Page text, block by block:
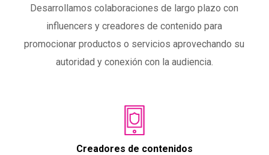
Desarrollamos colaboraciones de largo plazo con
influencers y creadores de contenido para
promocionar productos o servicios aprovechando su
autoridad y conexión con la audiencia.
Creadores de contenidos